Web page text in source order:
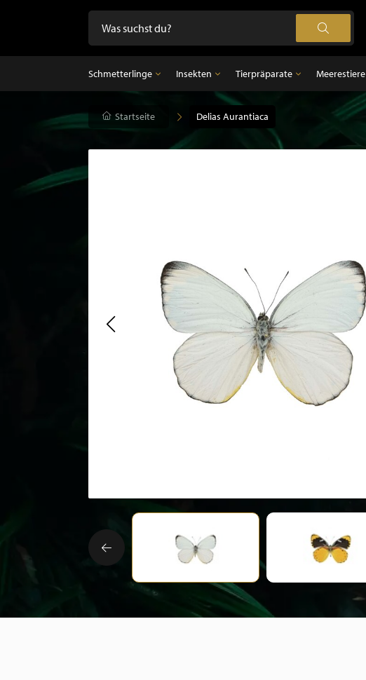
Schmetterlinge
Schmetterlinge
Präparierte Schmetterlinge im Rahmen
Schmetterlinge im Glasglocke
Insekten
Insekten
Unpräparierte Insekten
Tierpräparate
Tierpräparate
Ausgestopfter Vogel
Ausgestopfter Säugetiere
Meerestiere
Startseite Delias Aurantiaca